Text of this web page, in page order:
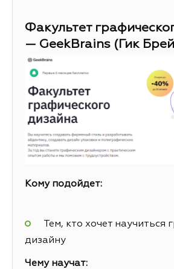
Факультет
— GeekBrains (Гик
Кому подойдет:
Тем, кто хочет научиться
дизайну
Чему научат: